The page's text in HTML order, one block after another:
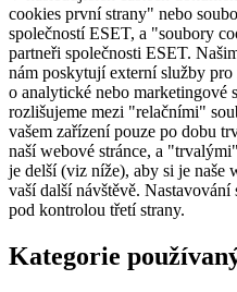
cookies první strany" nebo
společností ESET, a "soubory
partneři společnosti ESET.
nám poskytují externí služby
o analytické nebo marketingové
rozlišujeme mezi "relačními"
vašem zařízení pouze po dobu
naší webové stránce, a
je delší (viz níže), aby si je naše
vaší další návštěvě.
pod kontrolou třetí strany.
Kategorie